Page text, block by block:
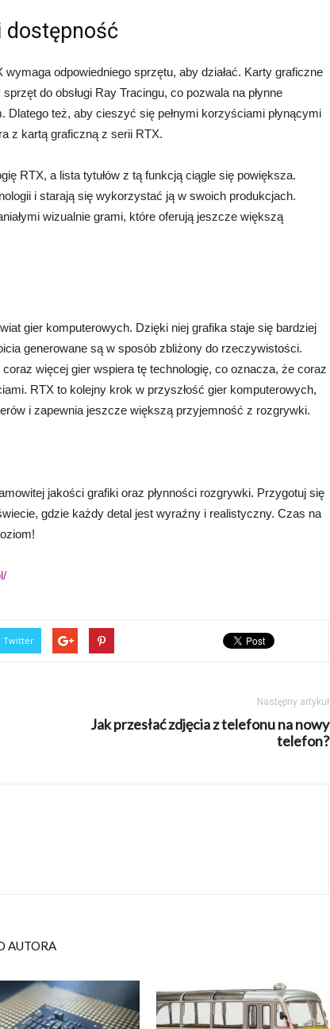
dostępność
odpowiedniego sprzętu, aby działać. Karty graficzne
do obsługi Ray Tracingu, co pozwala na płynne
też, aby cieszyć się pełnymi korzyściami płynącymi
z kartą graficzną z serii RTX.
RTX, a lista tytułów z tą funkcją ciągle się powiększa.
i starają się wykorzystać ją w swoich produkcjach.
wizualnie grami, które oferują jeszcze większą
gier komputerowych. Dzięki niej grafika staje się bardziej
generowane są w sposób zbliżony do rzeczywistości.
więcej gier wspiera tę technologię, co oznacza, że coraz
RTX to kolejny krok w przyszłość gier komputerowych,
i zapewnia jeszcze większą przyjemność z rozgrywki.
jakości grafiki oraz płynności rozgrywki. Przygotuj się
gdzie każdy detal jest wyraźny i realistyczny. Czas na
Twitter
Następny artykuł
Jak przesłać zdjęcia z telefonu na nowy
telefon?
AUTORA